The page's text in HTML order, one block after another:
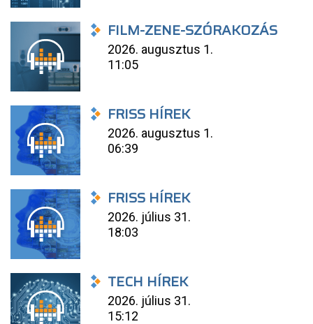
FILM-ZENE-SZÓRAKOZÁS
2026. augusztus 1.
11:05
FRISS HÍREK
2026. augusztus 1.
06:39
FRISS HÍREK
2026. július 31.
18:03
TECH HÍREK
2026. július 31.
15:12